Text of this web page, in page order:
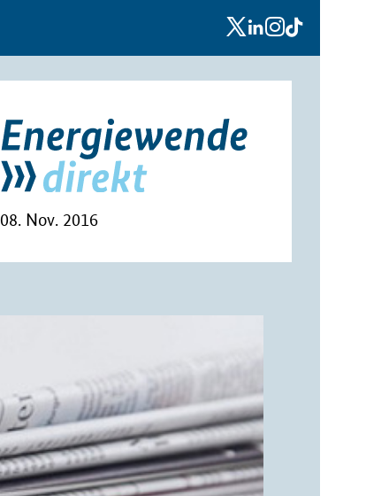
x linkedin
instagram
08. Nov. 2016